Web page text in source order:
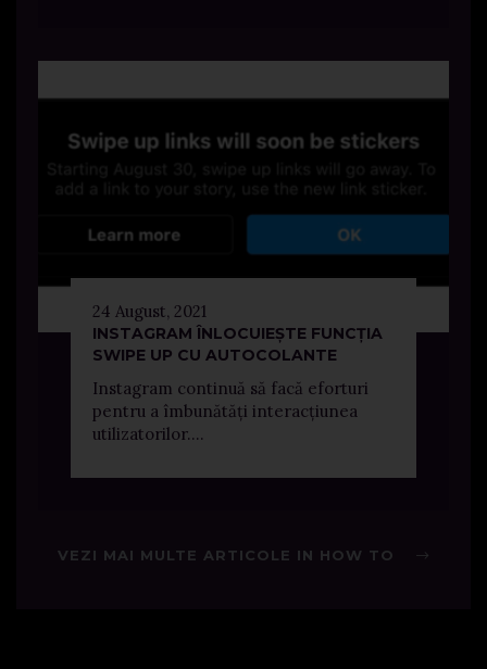
24 August, 2021
INSTAGRAM ÎNLOCUIEȘTE FUNCȚIA
SWIPE UP CU AUTOCOLANTE
Instagram continuă să facă eforturi
pentru a îmbunătăți interacțiunea
utilizatorilor....
VEZI MAI MULTE ARTICOLE IN HOW TO